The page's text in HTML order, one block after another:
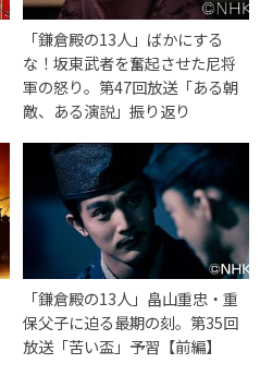
「鎌倉殿の13人」ばかにする
な！坂東武者を奮起させた尼将
軍の怒り。第47回放送「ある朝
敵、ある演説」振り返り
「鎌倉殿の13人」畠山重忠・重
保父子に迫る最期の刻。第35回
放送「苦い盃」予習【前編】